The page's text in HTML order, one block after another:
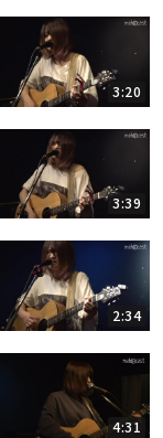
3:20
3:39
2:34
4:31